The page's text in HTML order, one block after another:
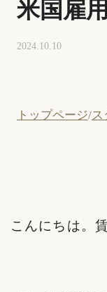
米国雇
2024.10.10
トップページ ス
こんにちは。